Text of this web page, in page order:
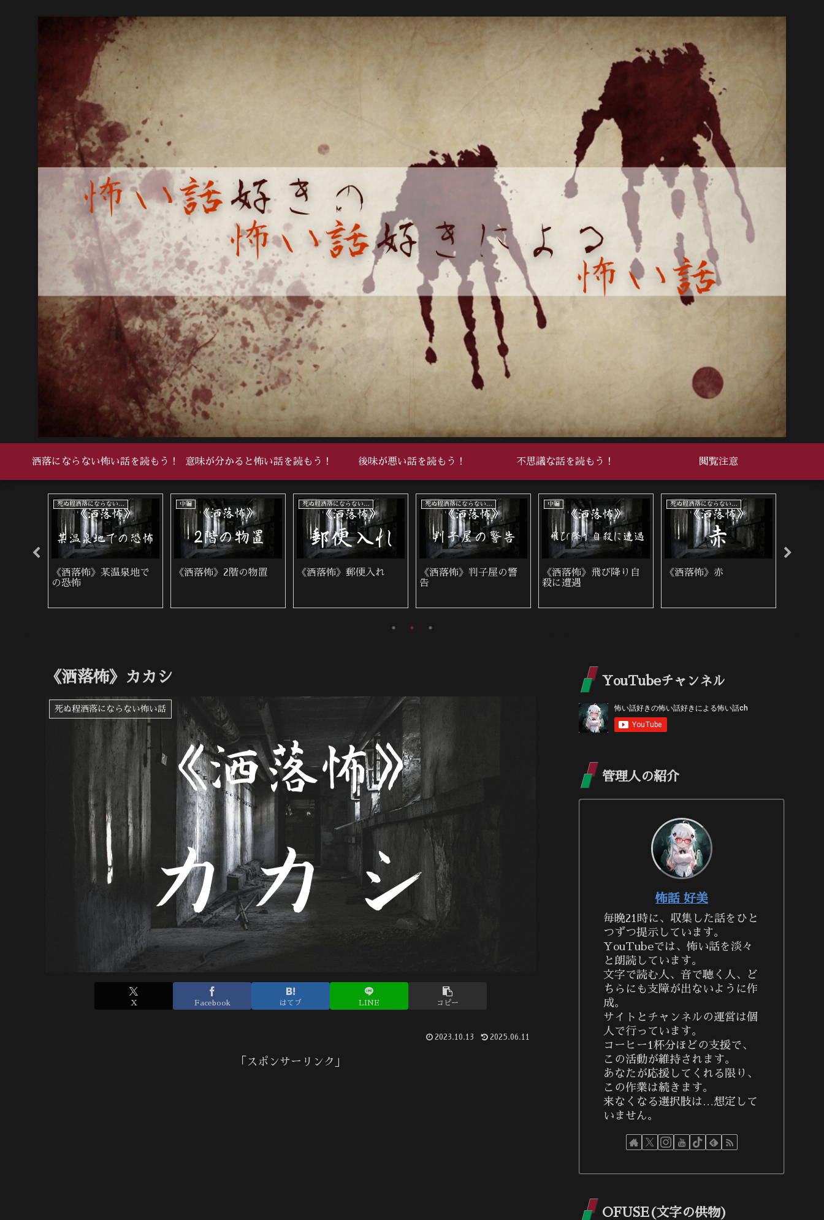
洒落にならない怖い話を読もう！ 意味が分かると怖い話を読もう！ 後味が悪い話を読もう！ 不思議な話を読もう！ 閲覧注意
死ぬ程洒落にならない怖い話
《洒落怖》某温泉地で
の恐怖
中編
《洒落怖》2階の物置
死ぬ程洒落にならない怖い話
《洒落怖》郵便入れ
死ぬ程洒落にならない怖い話
《洒落怖》判子屋の警
告
中編
《洒落怖》飛び降り自
殺に遭遇
死ぬ程洒落にならない怖い話
《洒落怖》赤
《洒落怖》カカシ
死ぬ程洒落にならない怖い話
X Facebook はてブ LINE コピー
2023.10.13 2025.06.11
「スポンサーリンク」
YouTubeチャンネル
管理人の紹介
怖話 好美
毎晩21時に、収集した話をひと
つずつ提示しています。
YouTubeでは、怖い話を淡々
と朗読しています。
文字で読む人、音で聴く人、ど
ちらにも支障が出ないように作
成。
サイトとチャンネルの運営は個
人で行っています。
コーヒー1杯分ほどの支援で、
この活動が維持されます。
あなたが応援してくれる限り、
この作業は続きます。
来なくなる選択肢は…想定して
いません。
OFUSE(文字の供物)